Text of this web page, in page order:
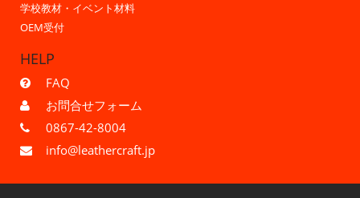
学校教材・イベント材料
OEM受付
HELP
FAQ
お問合せフォーム
0867-42-8004
info@leathercraft.jp